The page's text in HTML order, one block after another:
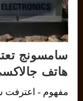
سامسونج
هاتف